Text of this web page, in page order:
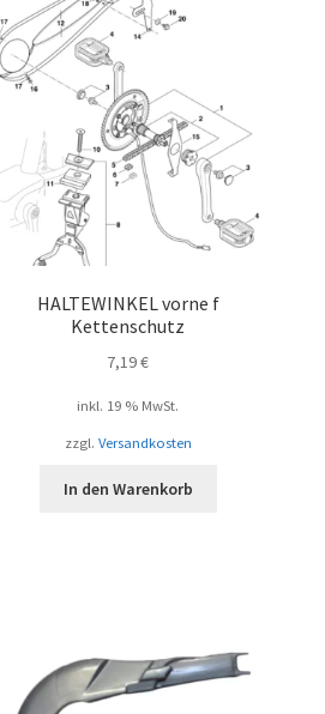
HALTEWINKEL vorne f
Kettenschutz
7,19€
inkl. 19 % MwSt.
zzgl. Versandkosten
In den Warenkorb